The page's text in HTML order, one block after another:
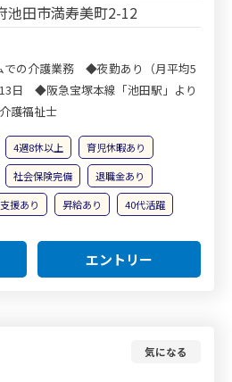
池田市満寿美町2-12
での介護業務 ◆夜勤あり（月平均5
日 ◆阪急宝塚本線「池田駅」より
護福祉士
4週8休以上
育児休暇あり
社会保険完備
退職金あり
援あり 昇給あり 40代活躍
エントリー
気になる